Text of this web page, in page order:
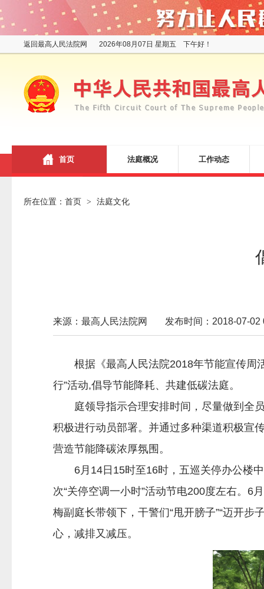
返回最高人民法院网 2026年08月07日 星期五 下午好！
首页 法庭概况 工作动态
所在位置： 首页 > 法庭文化
来源：最高人民法院网 发布时间：2018-07-02
根据《最高人民法院2018年节能宣传周
行”活动,倡导节能降耗、共建低碳法庭。
庭领导指示合理安排时间，尽量做到全员
积极进行动员部署。并通过多种渠道积极宣
营造节能降碳浓厚氛围。
6月14日15时至16时，五巡关停办公楼中
次“关停空调一小时”活动节电200度左右。6
梅副庭长带领下，干警们“甩开膀子”“迈开
心，减排又减压。